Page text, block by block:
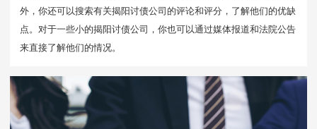
外，你还可以搜索有关揭阳讨债公司的评论和评分，了解他们的优缺
点。对于一些小的揭阳讨债公司，你也可以通过媒体报道和法院公告
来直接了解他们的情况。